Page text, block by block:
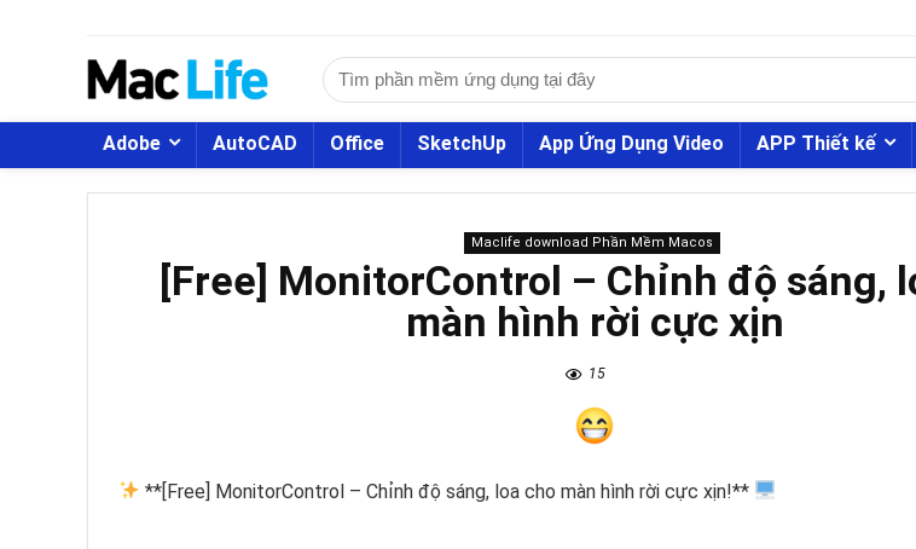
Adobe AutoCAD Office SketchUp App Ứng Dụng Video APP Thiết kế
Maclife download Phần Mềm Macos
[Free] MonitorControl – Chỉnh độ sáng,
màn hình rời cực xịn
15
**[Free] MonitorControl – Chỉnh độ sáng, loa cho màn hình rời cực xịn!**